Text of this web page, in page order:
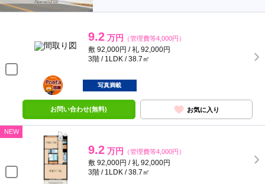
9.2 万円 （管理費等4,000円）
敷 92,000円 / 礼 92,000円
3階 / 1LDK / 38.7㎡
ポンタ
部屋
写真満載
お問い合わせ(無料) お気に入り
NEW
9.2 万円 （管理費等4,000円）
敷 92,000円 / 礼 92,000円
3階 / 1LDK / 38.7㎡